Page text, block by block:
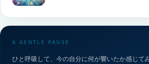
A GENTLE PAUSE
ひと呼吸して、今の自分に何が響いたか感じて